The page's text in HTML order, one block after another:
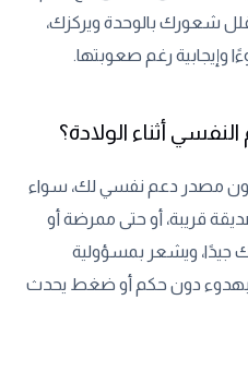
شعورك بالوحدة ويركزك،
وإيجابية رغم صعوبتها.
أثناء الولادة؟
مصدر دعم نفسي لك، سواء
قريبة، أو حتى ممرضة أو
ويشعر بمسؤولية
بهدوء دون حكم أو ضغط يحدث